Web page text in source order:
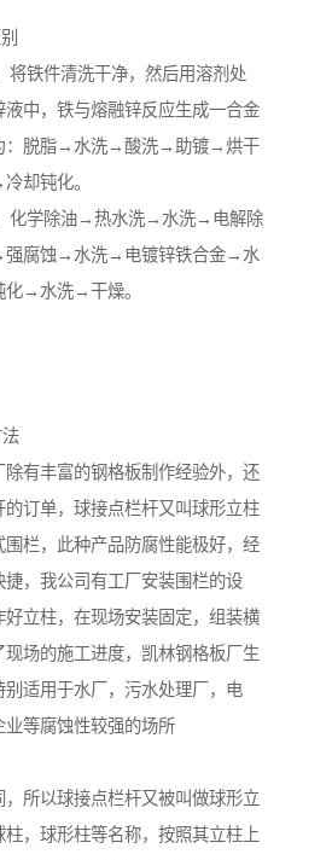
铁件清洗干净，然后用溶剂处
中，铁与熔融锌反应生成一合金
：脱脂→水洗→酸洗→助镀→烘干
却钝化。
学除油→热水洗→水洗→电解除
腐蚀→水洗→电镀锌铁合金→水
→水洗→干燥。
除有丰富的钢格板制作经验外，还
订单，球接点栏杆又叫球形立柱
围栏，此种产品防腐性能极好，经
，我公司有工厂安装围栏的设
立柱，在现场安装固定，组装横
场的施工进度，凯林钢格板厂生
别适用于水厂，污水处理厂，电
业等腐蚀性较强的场所
所以球接点栏杆又被叫做球形立
，球形柱等名称，按照其立柱上